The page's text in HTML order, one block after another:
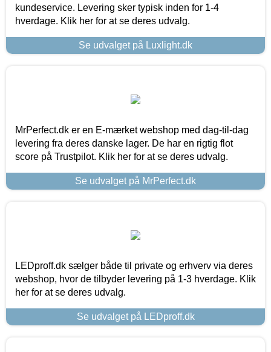
kundeservice. Levering sker typisk inden for 1-4
hverdage. Klik her for at se deres udvalg.
Se udvalget på Luxlight.dk
MrPerfect.dk er en E-mærket webshop med dag-til-dag
levering fra deres danske lager. De har en rigtig flot
score på Trustpilot. Klik her for at se deres udvalg.
Se udvalget på MrPerfect.dk
LEDproff.dk sælger både til private og erhverv via deres
webshop, hvor de tilbyder levering på 1-3 hverdage. Klik
her for at se deres udvalg.
Se udvalget på LEDproff.dk